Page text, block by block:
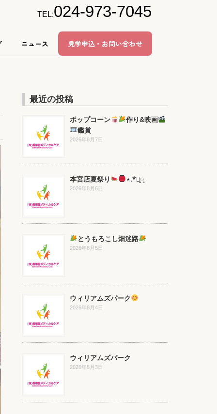
ニュース 見学申込・お問い合わせ
TEL:024-973-7045
最近の投稿
ポップコーン
作り&映画
鑑賞
2026年8月7日
本宮店夏祭り ⋆.*⃝̥◌̥
2026年8月6日
とうもろこし畑迷路
2026年8月5日
ウィリアムズパーク
2026年8月4日
ウィリアムズパーク
2026年8月3日